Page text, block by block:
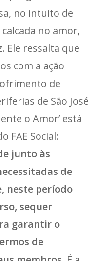
no intuito de
no amor,
Ele ressalta que
com a ação
de
de São José
o Amor’ está
FAE Social:
junto às
de
neste período
sequer
garantir o
de